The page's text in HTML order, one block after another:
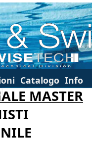
Catalogo Info
MASTER